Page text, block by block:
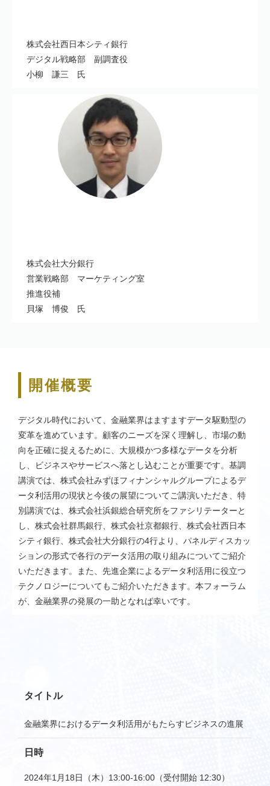
株式会社西日本シティ銀行
デジタル戦略部 副調査役
小柳 謙三 氏
株式会社大分銀行
営業戦略部 マーケティング室
推進役補
貝塚 博俊 氏
開催概要
デジタル時代において、金融業界はますますデータ駆動型の
変革を進めています。顧客のニーズを深く理解し、市場の動
向を正確に捉えるために、大規模かつ多様なデータを分析
し、ビジネスやサービスへ落とし込むことが重要です。基調
講演では、株式会社みずほフィナンシャルグループによるデ
ータ利活用の現状と今後の展望についてご講演いただき、特
別講演では、株式会社浜銀総合研究所をファシリテーターと
し、株式会社群馬銀行、株式会社京都銀行、株式会社西日本
シティ銀行、株式会社大分銀行の4行より、パネルディスカッ
ションの形式で各行のデータ活用の取り組みについてご紹介
いただきます。また、先進企業によるデータ利活用に役立つ
テクノロジーについてもご紹介いただきます。本フォーラム
が、金融業界の発展の一助となれば幸いです。
タイトル
金融業界におけるデータ利活用がもたらすビジネスの進展
日時
2024年1月18日（木）13:00-16:00（受付開始 12:30）